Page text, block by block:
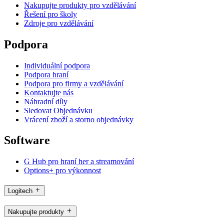
Nakupujte produkty pro vzdělávání
Řešení pro školy
Zdroje pro vzdělávání
Podpora
Individuální podpora
Podpora hraní
Podpora pro firmy a vzdělávání
Kontaktujte nás
Náhradní díly
Sledovat Objednávku
Vrácení zboží a storno objednávky
Software
G Hub pro hraní her a streamování
Options+ pro výkonnost
Logitech
Nakupujte produkty